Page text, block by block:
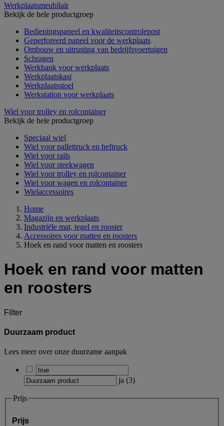
Werkplaatsmeubilair
Bekijk de hele productgroep
Bedieningspaneel en kwaliteitscontrolepost
Geperforeerd paneel voor de werkplaats
Ombouw en uitrusting van bedrijfsvoertuigen
Schragen
Werkbank voor werkplaats
Werkplaatskast
Werkplaatsstoel
Werkstation voor werkplaats
Wiel voor trolley en rolcontainer
Bekijk de hele productgroep
Speciaal wiel
Wiel voor pallettruck en heftruck
Wiel voor rails
Wiel voor steekwagen
Wiel voor trolley en rolcontainer
Wiel voor wagen en rolcontainer
Wielaccessoires
Home
Magazijn en werkplaats
Industriële mat, tegel en rooster
Accessoires voor matten en roosters
Hoek en rand voor matten en roosters
Hoek en rand voor matten
en roosters
Filter
Duurzaam product
Lees meer over onze duurzame aanpak
ja (3)
Prijs
Prijs